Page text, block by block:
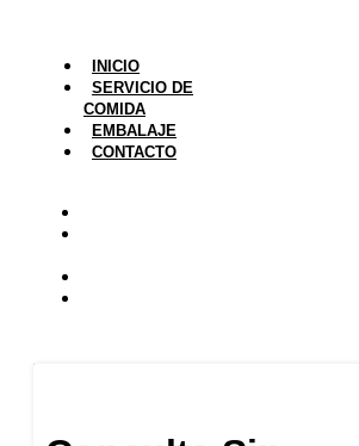
INICIO
SERVICIO DE
COMIDA
EMBALAJE
CONTACTO